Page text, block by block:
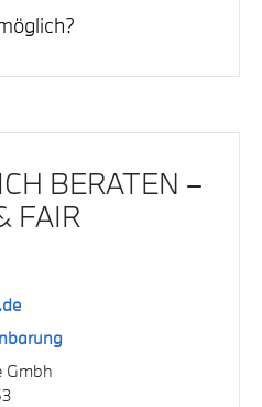
dem Kaufpreis.
vereinbaren
BERATEN –
FAIR
Gmbh